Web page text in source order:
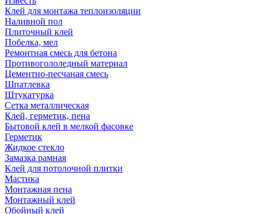
Клей для монтажа теплоизоляции
Наливной пол
Плиточный клей
Побелка, мел
Ремонтная смесь для бетона
Противогололедный материал
Цементно-песчаная смесь
Шпатлевка
Штукатурка
Сетка металлическая
Клей, герметик, пена
Бытовой клей в мелкой фасовке
Герметик
Жидкое стекло
Замазка рамная
Клей для потолочной плитки
Мастика
Монтажная пена
Монтажный клей
Обойный клей